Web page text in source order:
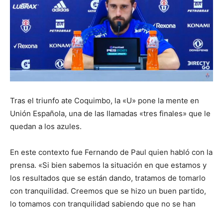
Tras el triunfo ate Coquimbo, la «U» pone la mente en
Unión Española, una de las llamadas «tres finales» que le
quedan a los azules.
En este contexto fue Fernando de Paul quien habló con la
prensa. «Si bien sabemos la situación en que estamos y
los resultados que se están dando, tratamos de tomarlo
con tranquilidad. Creemos que se hizo un buen partido,
lo tomamos con tranquilidad sabiendo que no se han